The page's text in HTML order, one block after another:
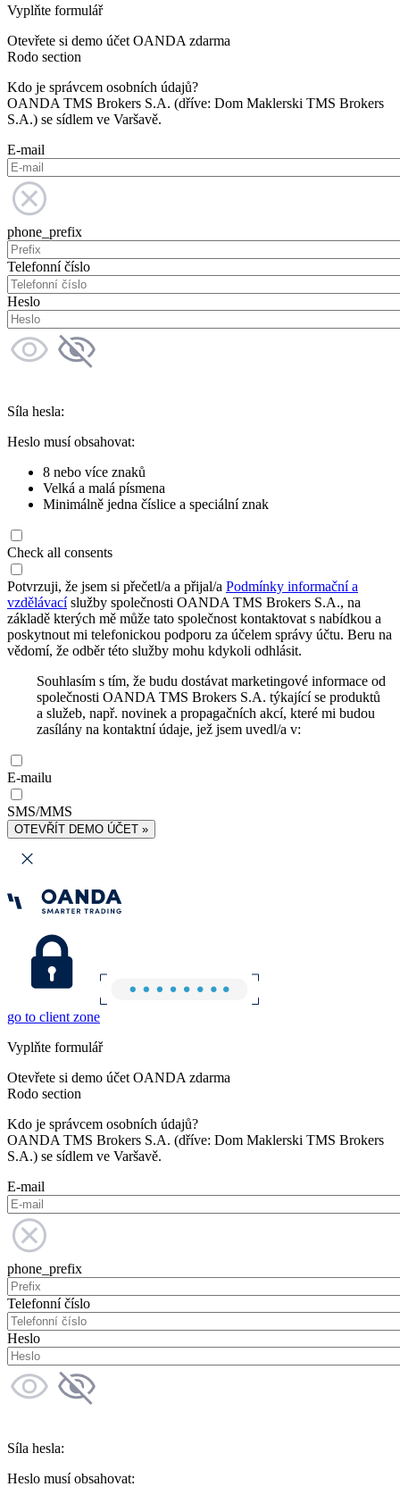
Vyplňte formulář
Otevřete si demo účet OANDA zdarma
Rodo section
Kdo je správcem osobních údajů?
OANDA TMS Brokers S.A. (dříve: Dom Maklerski TMS Brokers
S.A.) se sídlem ve Varšavě.
E-mail
phone_prefix
Telefonní číslo
Heslo
Síla hesla:
Heslo musí obsahovat:
8 nebo více znaků
Velká a malá písmena
Minimálně jedna číslice a speciální znak
Check all consents
Potvrzuji, že jsem si přečetl/a a přijal/a Podmínky informační a
vzdělávacíslužby společnosti OANDA TMS Brokers S.A., na
základě kterých mě může tato společnost kontaktovat s nabídkou a
poskytnout mi telefonickou podporu za účelem správy účtu. Beru na
vědomí, že odběr této služby mohu kdykoli odhlásit.
Souhlasím s tím, že budu dostávat marketingové informace od
společnosti OANDA TMS Brokers S.A. týkající se produktů
a služeb, např. novinek a propagačních akcí, které mi budou
zasílány na kontaktní údaje, jež jsem uvedl/a v:
E-mailu
SMS/MMS
OTEVŘÍT DEMO ÚČET »
go to client zone
Vyplňte formulář
Otevřete si demo účet OANDA zdarma
Rodo section
Kdo je správcem osobních údajů?
OANDA TMS Brokers S.A. (dříve: Dom Maklerski TMS Brokers
S.A.) se sídlem ve Varšavě.
E-mail
phone_prefix
Telefonní číslo
Heslo
Síla hesla:
Heslo musí obsahovat: